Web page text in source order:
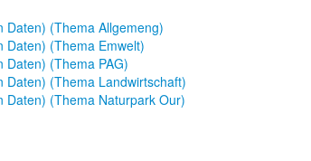
Daten) (Thema Allgemeng)
Daten) (Thema Emwelt)
Daten) (Thema PAG)
Daten) (Thema Landwirtschaft)
Daten) (Thema Naturpark Our)